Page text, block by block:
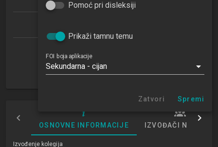
RI
OSNOVNE INFORMACIJE IZVOĐAČI NASTAVE
Izvođenje kolegija
Pomoć pri disleksiji
Prikaži tamnu temu
FOI boja aplikacije
Sekundarna - cijan
Zatvori Spremi